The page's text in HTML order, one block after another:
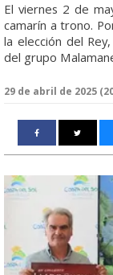
El viernes 2 de
camarín a trono.
la elección del
del grupo
29 de abril de 2025